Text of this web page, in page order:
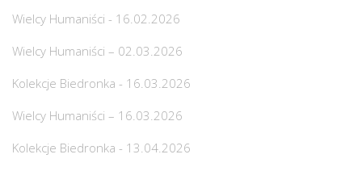
Wielcy Humaniści - 16.02.2026
Wielcy Humaniści – 02.03.2026
Kolekcje Biedronka - 16.03.2026
Wielcy Humaniści – 16.03.2026
Kolekcje Biedronka - 13.04.2026